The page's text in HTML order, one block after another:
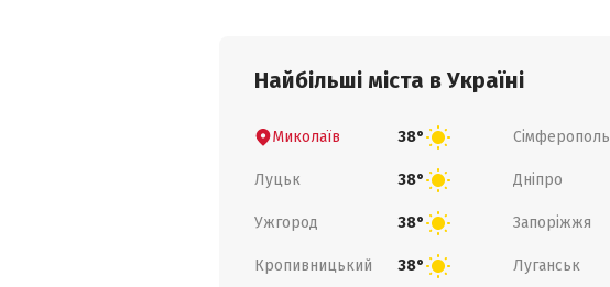
Найбільші міста в Україні
Миколаїв 38° Сімферополь
Луцьк 38° Дніпро
Ужгород 38° Запоріжжя
Кропивницький 38° Луганськ